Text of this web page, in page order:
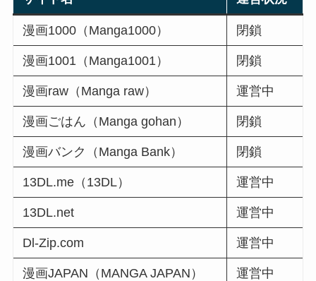
漫画1000（Manga1000） 閉鎖
漫画1001（Manga1001） 閉鎖
漫画raw（Manga raw） 運営中
漫画ごはん（Manga gohan） 閉鎖
漫画バンク（Manga Bank） 閉鎖
13DL.me（13DL） 運営中
13DL.net 運営中
Dl-Zip.com 運営中
漫画JAPAN（MANGA JAPAN） 運営中